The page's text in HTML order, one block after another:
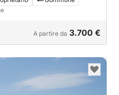
A partire da 3.700 €